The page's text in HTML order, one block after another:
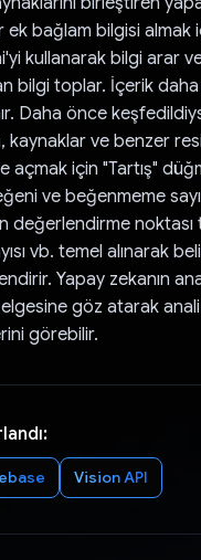
ek bağlam bilgisi
kullanarak bilgi arar
bilgi toplar. İçerik
Daha önce
ve benzer
için "Tartış"
ve beğenmeme
değerlendirme
vb. temel alınarak
Yapay zekanın
göz atarak
görebilir.
Vision API